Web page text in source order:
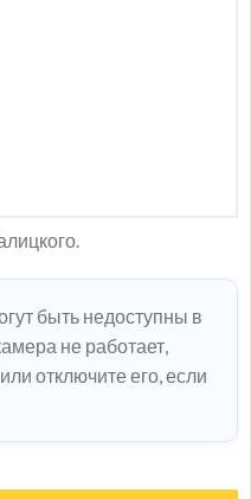
быть недоступны в
не работает,
отключите его, если